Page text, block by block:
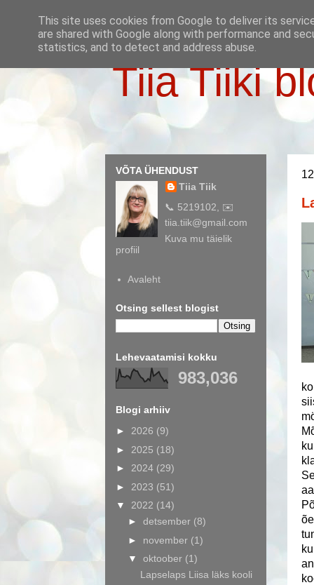
Tiia Tiiki
VÕTA ÜHENDUST
Tiia Tiik
📞 5219102, ✉️
tiia.tiik@gmail.com
Kuva mu täielik
profiil
Avaleht
Otsing sellest blogist
Lehevaatamisi kokku
983,036
Blogi arhiiv
► 2026 (9)
► 2025 (18)
► 2024 (29)
► 2023 (51)
▼ 2022 (14)
► detsember (8)
► november (1)
▼ oktoober (1)
Lapselaps Liisa läks kooli
This site uses cookies from Google to deliver its
are shared with Google along with performance and
statistics, and to detect and address abuse.